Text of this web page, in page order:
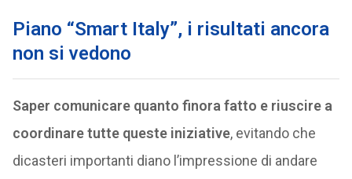
Piano “Smart Italy”, i risultati ancora
non si vedono
Saper comunicare quanto finora fatto e riuscire a
coordinare tutte queste iniziative, evitando che
dicasteri importanti diano l’impressione di andare